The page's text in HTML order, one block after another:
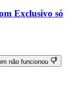
Exclusivo só
não funcionou